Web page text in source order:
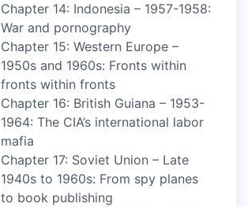
Chapter 14: Indonesia – 1957-1958:
War and pornography
Chapter 15: Western Europe –
1950s and 1960s: Fronts within
fronts within fronts
Chapter 16: British Guiana – 1953-
1964: The CIA’s international labor
mafia
Chapter 17: Soviet Union – Late
1940s to 1960s: From spy planes
to book publishing